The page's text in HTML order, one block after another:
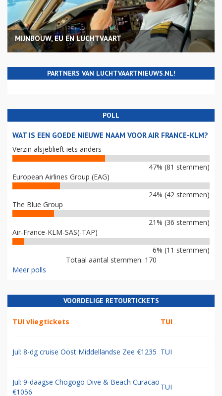
MIJNBOUW, EU EN LUCHTVAART
PARTNERS VAN LUCHTVAARTNIEUWS.NL!
POLL
WAT IS EEN GOEDE NIEUWE NAAM VOOR AIR FRANCE-KLM?
Verzin alsjeblieft iets anders
47% (81 stemmen)
European Airlines Group (EAG)
24% (42 stemmen)
The Blue Group
21% (36 stemmen)
Air-France-KLM-SAS(-TAP)
6% (11 stemmen)
Totaal aantal stemmen: 170
Meer polls
VOORDELIGE RETOURTICKETS
TUI vliegtickets TUI
Jul: 8-dg cruise Oost Middellandse Zee €1235 TUI
Jul: 9-daagse Chogogo Dive & Beach Curacao
€1056
TUI